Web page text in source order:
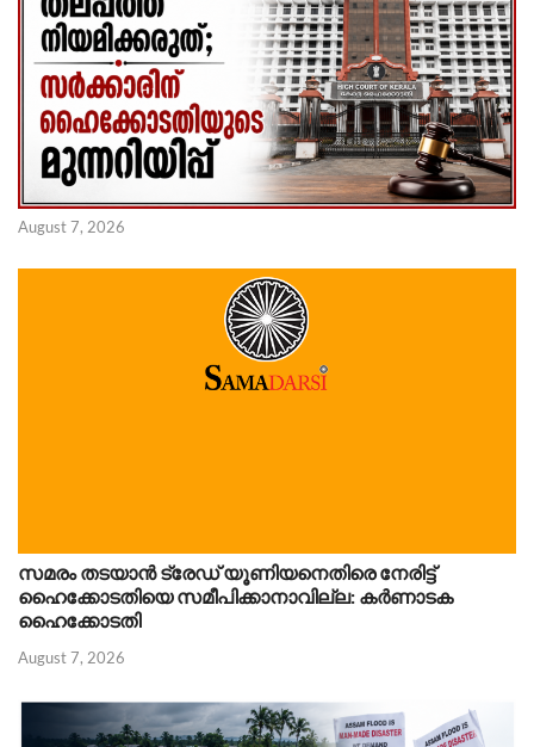
August 7, 2026
സമരം തടയാൻ ട്രേഡ് യൂണിയനെതിരെ നേരിട്ട്
ഹൈക്കോടതിയെ സമീപിക്കാനാവില്ല: കർണാടക
ഹൈക്കോടതി
August 7, 2026